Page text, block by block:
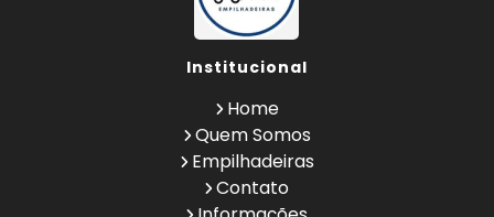
Aluguel de Empilhadeira Mensal
Aluguel de Empilhadeira Preço
Aluguel de Empilhadeira Valor
Aluguel de Empilhadeiras Eletricas
Conserto de Empilhadeira
Contrato de Locação de Empilhadeira
Empilhadeira a Combustão
Empilhadeira a Combustão Hyster
Institucional
Home
Quem Somos
Empilhadeiras
Contato